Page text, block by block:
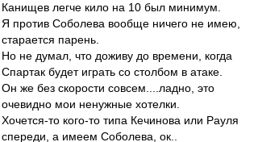
Канищев легче кило на 10 был минимум.
Я против Соболева вообще ничего не имею,
старается парень.
Но не думал, что доживу до времени, когда
Спартак будет играть со столбом в атаке.
Он же без скорости совсем....ладно, это
очевидно мои ненужные хотелки.
Хочется-то кого-то типа Кечинова или Рауля
спереди, а имеем Соболева, ок..